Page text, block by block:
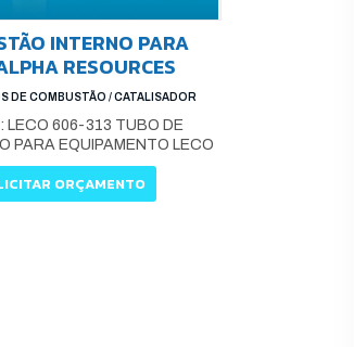
INTERNO PARA
RESOURCES
DE COMBUSTÃO / CATALISADOR
606-313 TUBO DE
PARA EQUIPAMENTO LECO
ORÇAMENTO